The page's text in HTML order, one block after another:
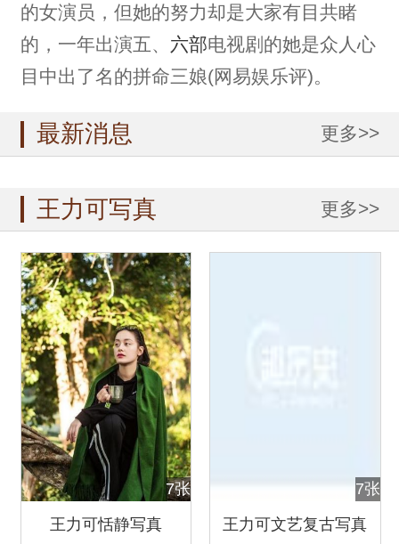
的女演员，但她的努力却是大家有目共睹
的，一年出演五、 六部电视剧的她是众人心
目中出了名的拼命三娘(网易娱乐评)。
最新消息 更多>>
王力可写真 更多>>
7张
王力可恬静写真
7张
王力可文艺复古写真